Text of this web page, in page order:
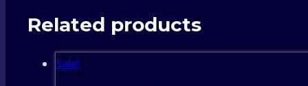
Related products
Sale!